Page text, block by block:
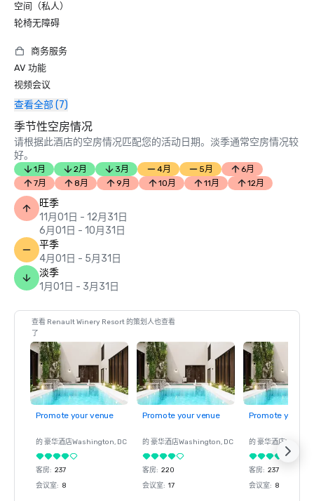
空间（私人）
轮椅无障碍
商务服务
AV 功能
视频会议
查看全部 (7)
季节性空房情况
请根据此酒店的空房情况匹配您的活动日期。淡季通常空房情况较
好。
1月 2月 3月 4月 5月
6月
7月
8月 9月 10月 11月 12月
旺季
11月01日 - 12月31日
6月01日 - 10月31日
平季
4月01日 - 5月31日
淡季
1月01日 - 3月31日
查看 Renault Winery Resort 的策划人也查看
了
Promote your venue
的 豪华酒店Washington, DC
客房: 237
会议室: 8
Promote your venue
的 豪华酒店Washington, DC
客房: 220
会议室: 17
Promote your
的 豪华酒店
客房: 237
会议室: 8